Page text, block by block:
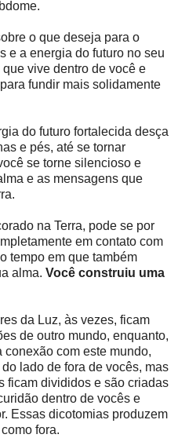
o que deseja para o
e a energia do futuro no seu
vive dentro de você e
fundir mais solidamente
do futuro fortalecida desça
e pés, até se tornar
se torne silencioso e
e as mensagens que
na Terra, pode se por
em contato com
tempo em que também
alma. Você construiu uma
da Luz, às vezes, ficam
de outro mundo, enquanto,
conexão com este mundo,
lado de fora de vocês, mas
ficam divididos e são criadas
dentro de vocês e
Essas dicotomias produzem
fora.